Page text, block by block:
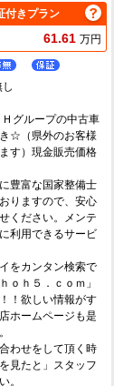
付きプラン
61.61 万円
グループの中古車
☆（県外のお客様
す）現金販売価格
豊富な国家整備士
りますので、安心
ください。メンテ
利用できるサービ
をカンタン検索で
ｏｈ５．ｃｏｍ」
！欲しい情報がす
ホームページも是
わせをして頂く時
見たと」スタッフ
。